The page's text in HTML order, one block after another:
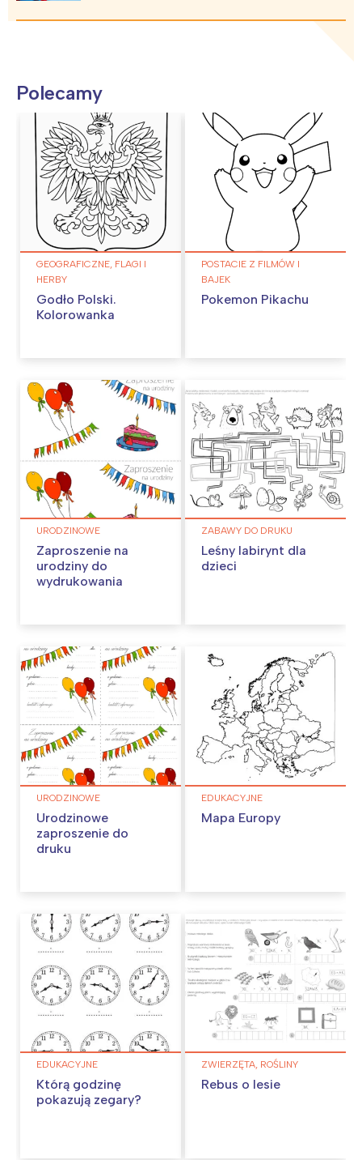
Polecamy
GEOGRAFICZNE, FLAGI I
HERBY
Godło Polski.
Kolorowanka
POSTACIE Z FILMÓW I
BAJEK
Pokemon Pikachu
URODZINOWE
Zaproszenie na
urodziny do
wydrukowania
ZABAWY DO DRUKU
Leśny labirynt dla
dzieci
URODZINOWE
Urodzinowe
zaproszenie do
druku
EDUKACYJNE
Mapa Europy
EDUKACYJNE
Którą godzinę
pokazują zegary?
ZWIERZĘTA, ROŚLINY
Rebus o lesie